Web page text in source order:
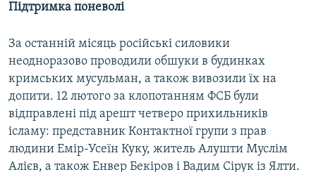
Підтримка поневолі
За останній місяць російські силовики
неодноразово проводили обшуки в будинках
кримських мусульман, а також вивозили їх на
допити. 12 лютого за клопотанням ФСБ були
відправлені під арешт четверо прихильників
ісламу: представник Контактної групи з прав
людини Емір-Усеїн Куку, житель Алушти Муслім
Алієв, а також Енвер Бекіров і Вадим Сірук із Ялти.